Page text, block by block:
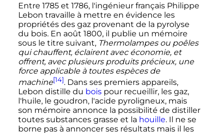
Entre 1785 et 1786, l'ingénieur français Philippe
Lebon travaille à mettre en évidence les
propriétés des gaz provenant de la pyrolyse
du bois. En août 1800, il publie un mémoire
sous le titre suivant, Thermolampes ou poêles
qui chauffent, éclairent avec économie, et
offrent, avec plusieurs produits précieux, une
force applicable à toutes espèces de
machine[14]. Dans ses premiers appareils,
Lebon distille du boispour recueillir, les gaz,
l'huile, le goudron, l'acide pyroligneux, mais
son mémoire annonce la possibilité de distiller
toutes substances grasse et la houille. Il ne se
borne pas à annoncer ses résultats mais il les